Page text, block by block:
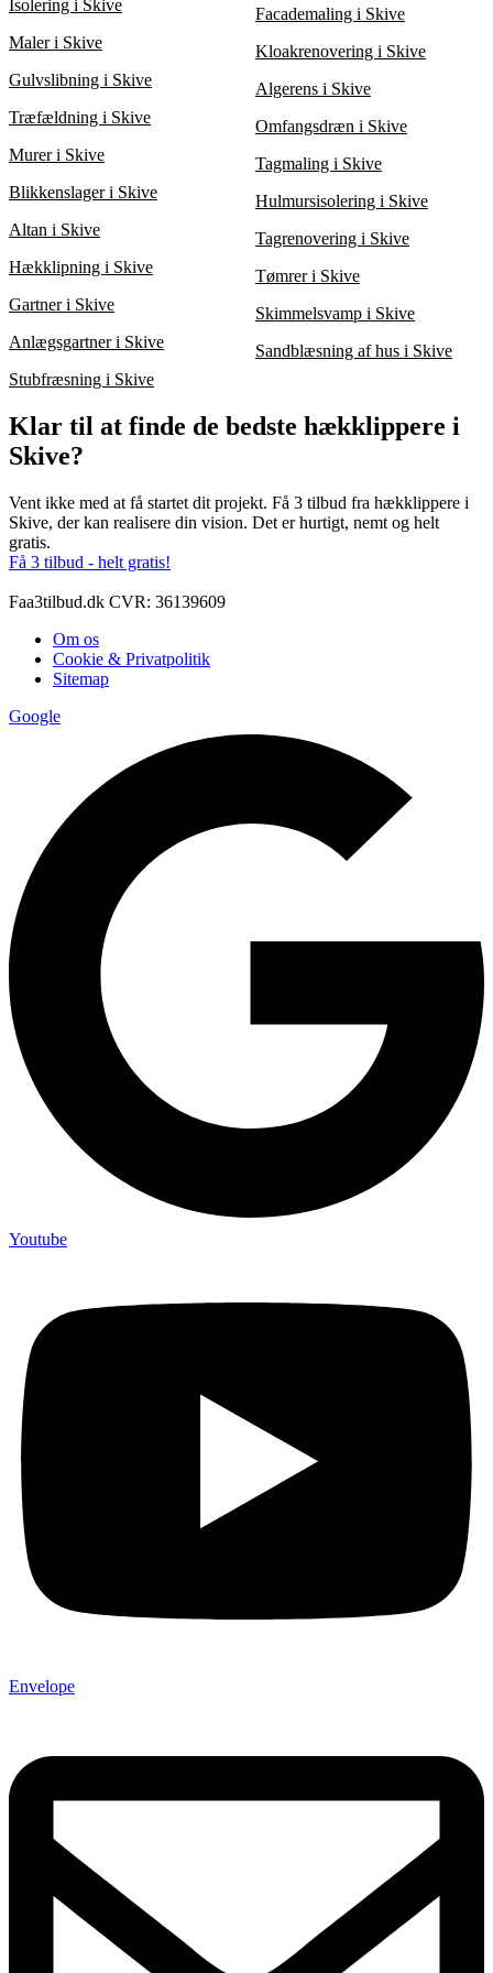
Isolering i Skive
Maler i Skive
Gulvslibning i Skive
Træfældning i Skive
Murer i Skive
Blikkenslager i Skive
Altan i Skive
Hækklipning i Skive
Gartner i Skive
Anlægsgartner i Skive
Stubfræsning i Skive
Facademaling i Skive
Kloakrenovering i Skive
Algerens i Skive
Omfangsdræn i Skive
Tagmaling i Skive
Hulmursisolering i Skive
Tagrenovering i Skive
Tømrer i Skive
Skimmelsvamp i Skive
Sandblæsning af hus i Skive
Klar til at finde de bedste hækklippere i
Skive?
Vent ikke med at få startet dit projekt. Få 3 tilbud fra hækklippere i
Skive, der kan realisere din vision. Det er hurtigt, nemt og helt
gratis.
Få 3 tilbud - helt gratis!
Faa3tilbud.dk CVR: 36139609
Om os
Cookie & Privatpolitik
Sitemap
Google
Youtube
Envelope